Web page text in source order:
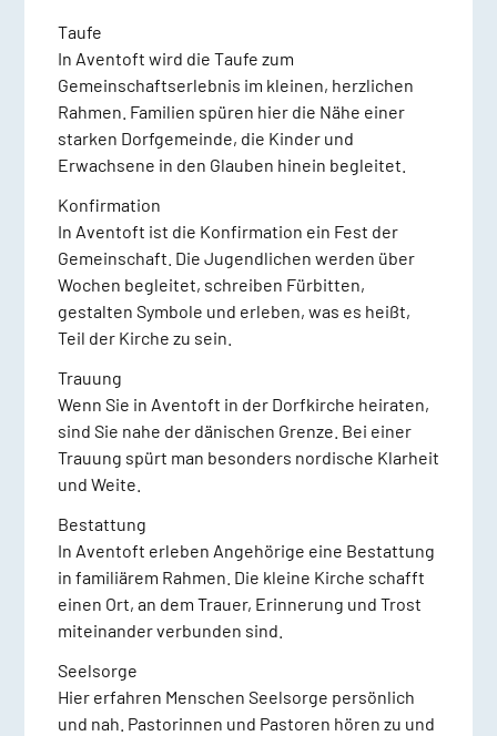
Taufe
In Aventoft wird die Taufe zum
Gemeinschaftserlebnis im kleinen, herzlichen
Rahmen. Familien spüren hier die Nähe einer
starken Dorfgemeinde, die Kinder und
Erwachsene in den Glauben hinein begleitet.
Konfirmation
In Aventoft ist die Konfirmation ein Fest der
Gemeinschaft. Die Jugendlichen werden über
Wochen begleitet, schreiben Fürbitten,
gestalten Symbole und erleben, was es heißt,
Teil der Kirche zu sein.
Trauung
Wenn Sie in Aventoft in der Dorfkirche heiraten,
sind Sie nahe der dänischen Grenze. Bei einer
Trauung spürt man besonders nordische Klarheit
und Weite.
Bestattung
In Aventoft erleben Angehörige eine Bestattung
in familiärem Rahmen. Die kleine Kirche schafft
einen Ort, an dem Trauer, Erinnerung und Trost
miteinander verbunden sind.
Seelsorge
Hier erfahren Menschen Seelsorge persönlich
und nah. Pastorinnen und Pastoren hören zu und